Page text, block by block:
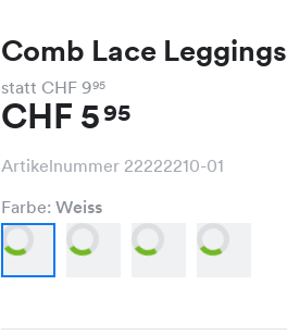
Comb Lace Leggings
statt CHF 995
CHF 595
Artikelnummer 22222210-01
Farbe: Weiss